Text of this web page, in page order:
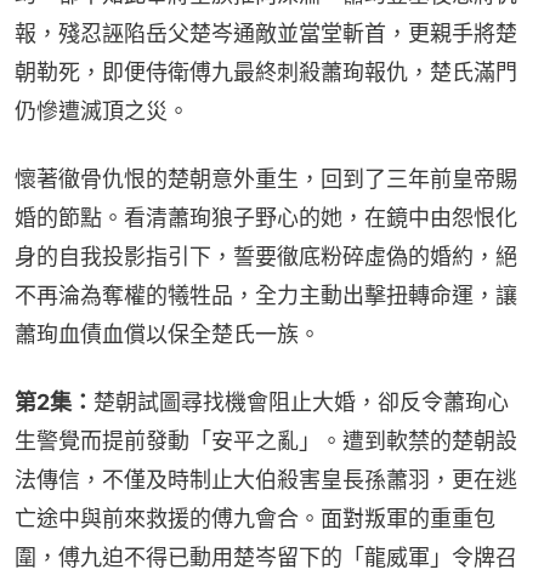
報，殘忍誣陷岳父楚岑通敵並當堂斬首，更親手將楚
朝勒死，即便侍衛傅九最終刺殺蕭珣報仇，楚氏滿門
仍慘遭滅頂之災。
懷著徹骨仇恨的楚朝意外重生，回到了三年前皇帝賜
婚的節點。看清蕭珣狼子野心的她，在鏡中由怨恨化
身的自我投影指引下，誓要徹底粉碎虛偽的婚約，絕
不再淪為奪權的犧牲品，全力主動出擊扭轉命運，讓
蕭珣血債血償以保全楚氏一族。
第2集： 楚朝試圖尋找機會阻止大婚，卻反令蕭珣心
生警覺而提前發動「安平之亂」。遭到軟禁的楚朝設
法傳信，不僅及時制止大伯殺害皇長孫蕭羽，更在逃
亡途中與前來救援的傅九會合。面對叛軍的重重包
圍，傅九迫不得已動用楚岑留下的「龍威軍」令牌召